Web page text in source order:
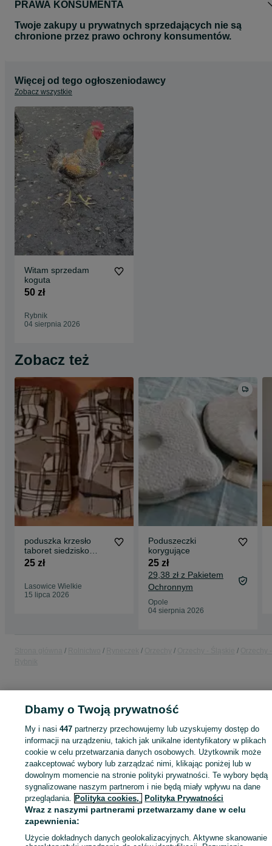
PRAWA KONSUMENTA
Twoje zakupy u prywatnych sprzedających nie są
chronione przez prawo ochrony konsumentów.
Więcej od tego ogłoszeniodawcy
Zobacz wszystkie
Witam sprzedam
koguta
50 zł
Rybnik
04 sierpnia 2026
Zobacz też
poduszka krzesło
taboret siedzisko
ogród wodoodporna
25 zł
Lasowice Wielkie
15 lipca 2026
Poduszeczki
korygujące
25 zł
29,38 zł z Pakietem
Ochronnym
Opole
04 sierpnia 2026
ID:1037649276 Wyświetlenia:
Zaloguj się lub załóż konto na OLX, aby skontaktować się z
sprzedającym
Dbamy o Twoją prywatność
My i nasi447 partnerzy przechowujemy lub uzyskujemy dostęp do
informacji na urządzeniu, takich jak unikalne identyfikatory w plikach
cookie w celu przetwarzania danych osobowych. Użytkownik może
zaakceptować wybory lub zarządzać nimi, klikając poniżej lub w
dowolnym momencie na stronie polityki prywatności. Te wybory będą
sygnalizowane naszym partnerom i nie będą miały wpływu na dane
przeglądania. Polityka cookies, Polityka Prywatności
Wraz z naszymi partnerami przetwarzamy dane w celu
zapewnienia:
Użycie dokładnych danych geolokalizacyjnych. Aktywne skanowanie